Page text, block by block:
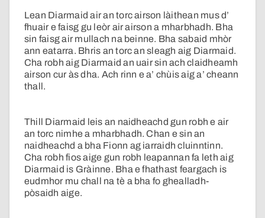
Lean Diarmaid air an torc airson làithean mus d’
fhuair e faisg gu leòr air airson a mharbhadh. Bha
sin faisg air mullach na beinne. Bha sabaid mhòr
ann eatarra. Bhris an torc an sleagh aig Diarmaid.
Cha robh aig Diarmaid an uair sin ach claidheamh
airson cur às dha. Ach rinn e a’ chùis aig a’ cheann
thall.
Thill Diarmaid leis an naidheachd gun robh e air
an torc nimhe a mharbhadh. Chan e sin an
naidheachd a bha Fionn ag iarraidh cluinntinn.
Cha robh fios aige gun robh leapannan fa leth aig
Diarmaid is Gràinne. Bha e fhathast feargach is
eudmhor mu chall na tè a bha fo ghealladh-
pòsaidh aige.